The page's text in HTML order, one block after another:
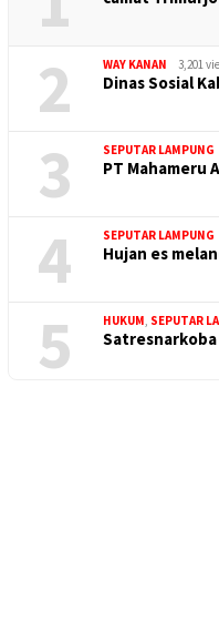
2 WAY KANAN 3,201
Dinas Sosial
3 SEPUTAR LAMPUNG
PT Mahameru
4 SEPUTAR LAMPUNG
Hujan es
5 HUKUM, SEPUTAR